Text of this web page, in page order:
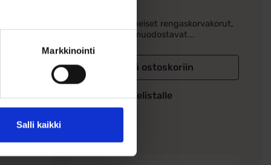
Markkinointi
Salli kaikki
Romanttiset hopeiset rengaskorvakorut,
joissa sydämet muodostavat...
Lisää ostoskoriin
Lisää toivelistalle